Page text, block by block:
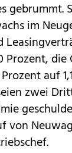
gebrummt.
im
Prozent, die
auf
zwei
von